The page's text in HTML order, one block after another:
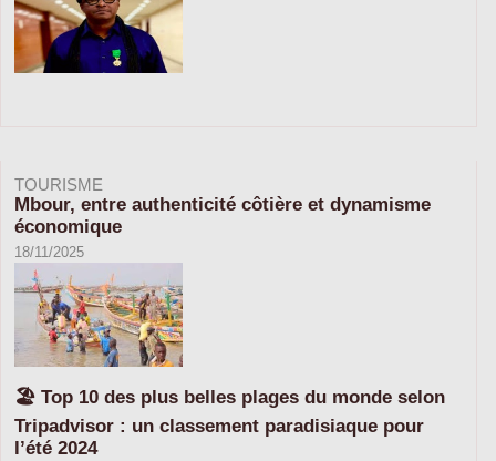
TOURISME
Mbour, entre authenticité côtière et dynamisme
économique
18/11/2025
🏖️ Top 10 des plus belles plages du monde selon
Tripadvisor : un classement paradisiaque pour
l’été 2024